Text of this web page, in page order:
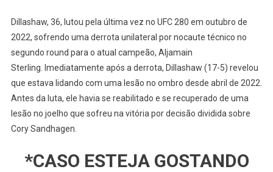
Dillashaw, 36, lutou pela última vez no UFC 280 em outubro de
2022, sofrendo uma derrota unilateral por nocaute técnico no
segundo round para o atual campeão, Aljamain
Sterling. Imediatamente após a derrota, Dillashaw (17-5) revelou
que estava lidando com uma lesão no ombro desde abril de 2022.
Antes da luta, ele havia se reabilitado e se recuperado de uma
lesão no joelho que sofreu na vitória por decisão dividida sobre
Cory Sandhagen.
*CASO ESTEJA GOSTANDO